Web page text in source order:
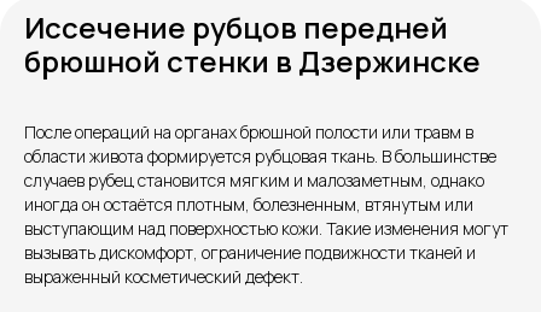
Иссечение рубцов передней
брюшной стенки в Дзержинске
После операций на органах брюшной полости или травм в
области живота формируется рубцовая ткань. В большинстве
случаев рубец становится мягким и малозаметным, однако
иногда он остаётся плотным, болезненным, втянутым или
выступающим над поверхностью кожи. Такие изменения могут
вызывать дискомфорт, ограничение подвижности тканей и
выраженный косметический дефект.
Контакты